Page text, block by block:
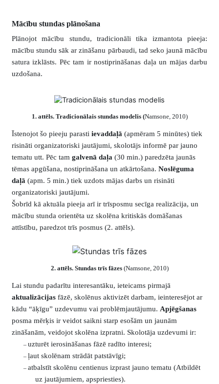
Mācību stundas plānošana
Plānojot mācību stundu, tradicionāli tika izmantota pieeja:
mācību stundu sāk ar zināšanu pārbaudi, tad seko jaunā mācību
satura izklāsts. Pēc tam ir nostiprināšanas daļa un mājas darbu
uzdošana.
1. attēls. Tradicionālais stundas modelis (Namsone, 2010)
Īstenojot šo pieeju parasti ievaddaļā (apmēram 5 minūtes) tiek
risināti organizatoriski jautājumi, skolotājs informē par jauno
tematu utt. Pēc tam galvenā daļa (30 min.) paredzēta jaunās
tēmas apgūšana, nostiprināšana un atkārtošana. Noslēguma
daļā (apm. 5 min.) tiek uzdots mājas darbs un risināti
organizatoriski jautājumi.
Šobrīd kā aktuāla pieeja arī ir trīsposmu secīga realizācija, un
mācību stunda orientēta uz skolēna kritiskās domāšanas
attīstību, paredzot trīs posmus (2. attēls).
2. attēls. Stundas trīs fāzes (Namsone, 2010)
Lai stundu padarītu interesantāku, ieteicams pirmajā
aktualizācijas fāzē, skolēnus aktivizēt darbam, ieinteresējot ar
kādu “āķīgu” uzdevumu vai problēmjautājumu. Apjēgšanas
posma mērķis ir veidot saikni starp esošām un jaunām
zināšanām, veidojot skolēna izpratni. Skolotāja uzdevumi ir:
– uzturēt ierosināšanas fāzē radīto interesi;
– ļaut skolēnam strādāt patstāvīgi;
– atbalstīt skolēnu centienus izprast jauno tematu (Atbildēt
uz jautājumiem, apspriesties).